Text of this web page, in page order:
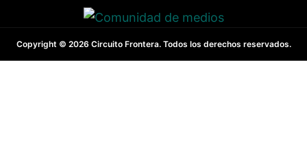
Copyright © 2026 Circuito Frontera. Todos los derechos reservados.